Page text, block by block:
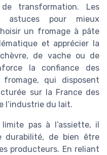
transformation. Les
pour mieux
un fromage à pâte
et apprécier la
de vache ou de
la confiance des
qui disposent
sur la France des
l’industrie du lait.
pas à l’assiette, il
durabilité, de bien être
producteurs. En reliant